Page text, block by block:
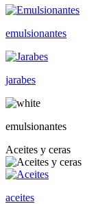
emulsionantes
jarabes
emulsionantes
Aceites y ceras
aceites